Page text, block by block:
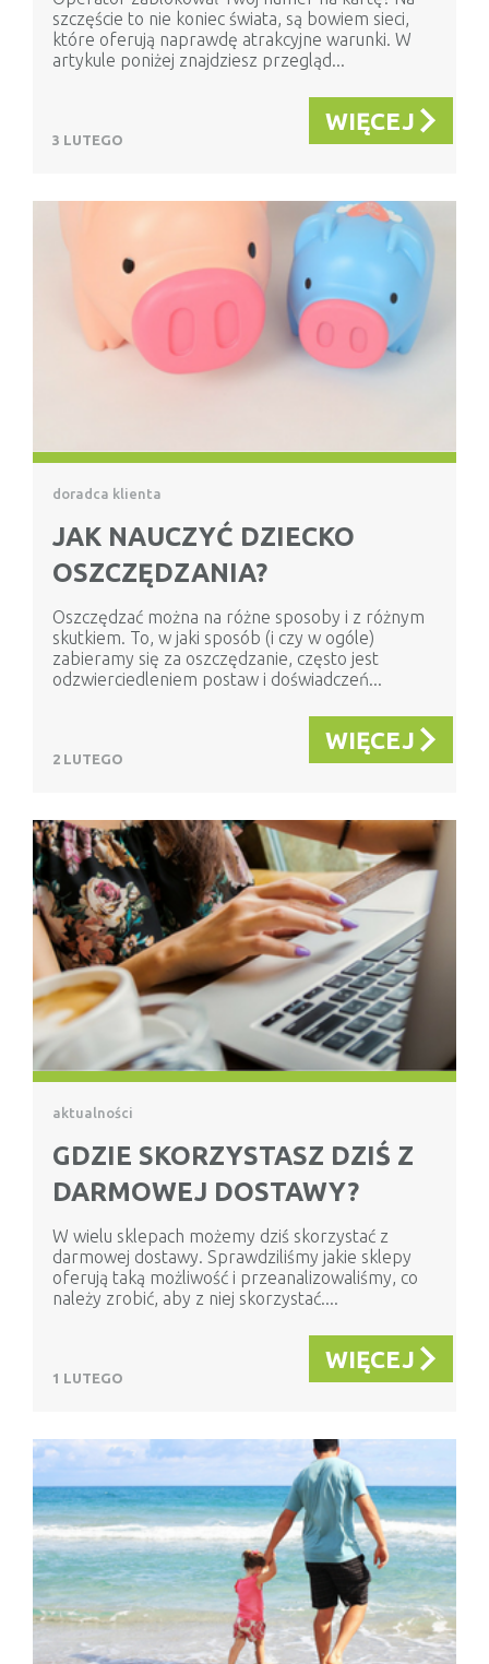
szczęście to nie koniec świata, są bowiem sieci,
które oferują naprawdę atrakcyjne warunki. W
artykule poniżej znajdziesz przegląd...
3 LUTEGO
WIĘCEJ
doradca klienta
JAK NAUCZYĆ DZIECKO
OSZCZĘDZANIA?
Oszczędzać można na różne sposoby i z różnym
skutkiem. To, w jaki sposób (i czy w ogóle)
zabieramy się za oszczędzanie, często jest
odzwierciedleniem postaw i doświadczeń...
2 LUTEGO
WIĘCEJ
aktualności
GDZIE SKORZYSTASZ DZIŚ Z
DARMOWEJ DOSTAWY?
W wielu sklepach możemy dziś skorzystać z
darmowej dostawy. Sprawdziliśmy jakie sklepy
oferują taką możliwość i przeanalizowaliśmy, co
należy zrobić, aby z niej skorzystać....
1 LUTEGO
WIĘCEJ